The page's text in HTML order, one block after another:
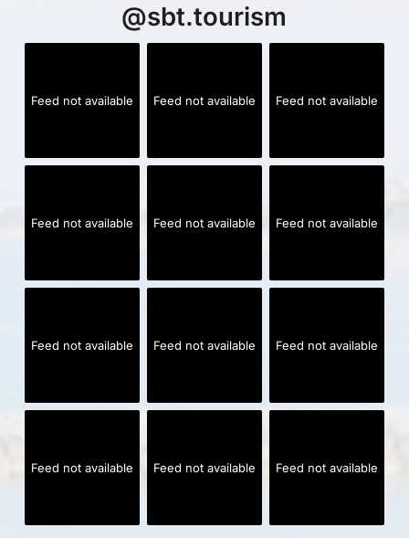
@sbt.tourism
Feed not available Feed not available Feed not available
Feed not available Feed not available Feed not available
Feed not available Feed not available Feed not available
Feed not available Feed not available Feed not available